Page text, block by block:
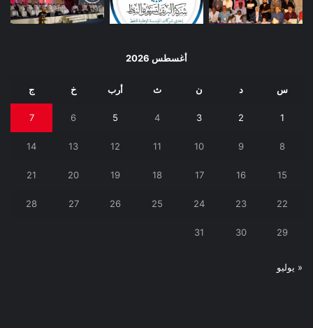
أغسطس 2026
س د ن ث أرب خ ج
1
2
3
4
5
6
7
8
9
10
11
12
13
14
15
16
17
18
19
20
21
22
23
24
25
26
27
28
29
30
31
« يوليو